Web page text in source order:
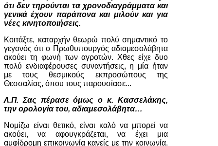
ότι δεν τηρούνται τα χρονοδιαγράμματα και
γενικά έχουν παράπονα και μιλούν και για
νέες κινητοποιήσεις.
Κοιτάξτε, καταρχήν θεωρώ πολύ σημαντικό το
γεγονός ότι ο Πρωθυπουργός αδιαμεσολάβητα
ακούει τη φωνή των αγροτών. Χθες είχε δυο
πολύ ενδιαφέρουσες συναντήσεις, η μία ήταν
με τους θεσμικούς εκπροσώπους της
Θεσσαλίας, όπου τους παρουσίασε...
Λ.Π. Σας πέρασε όμως ο κ. Κασσελάκης,
την ορολογία του, αδιαμεσολάβητα…
Νομίζω είναι θετικό, είναι καλό να μπορεί να
ακούει, να αφουγκράζεται, να έχει μια
αμφίδρομη επικοινωνία κανείς με την κοινωνία.